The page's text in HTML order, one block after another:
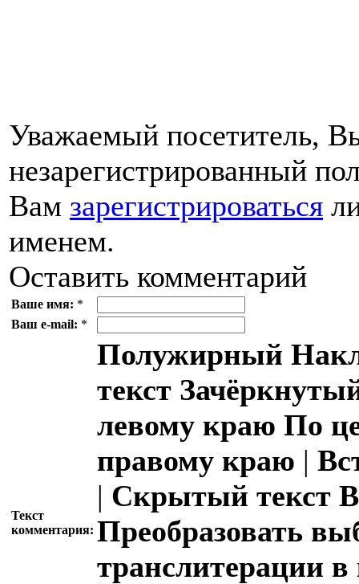
Уважаемый посетитель,
незарегистрированный
Вам зарегистрироваться
именем.
Оставить комментарий
Ваше имя: *
Ваш e-mail: *
Текст
комментария:
Полужирный
текст
левому краю По
правому краю |
| Скрытый текст
Преобразовать
транслитерации